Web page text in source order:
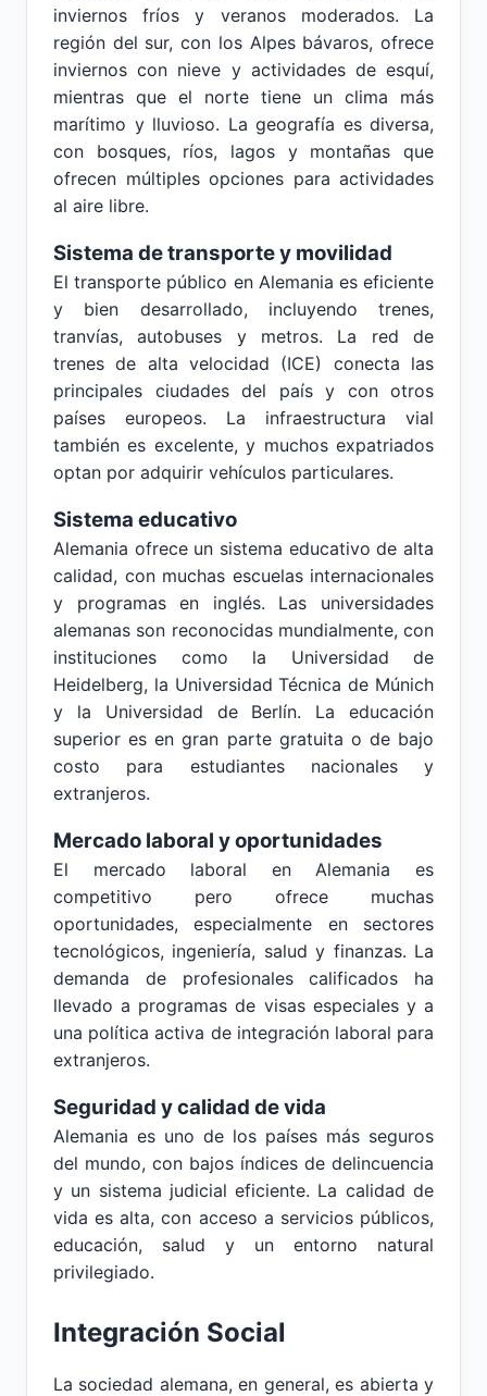
inviernos fríos y veranos moderados. La
región del sur, con los Alpes bávaros, ofrece
inviernos con nieve y actividades de esquí,
mientras que el norte tiene un clima más
marítimo y lluvioso. La geografía es diversa,
con bosques, ríos, lagos y montañas que
ofrecen múltiples opciones para actividades
al aire libre.
Sistema de transporte y movilidad
El transporte público en Alemania es eficiente
y bien desarrollado, incluyendo trenes,
tranvías, autobuses y metros. La red de
trenes de alta velocidad (ICE) conecta las
principales ciudades del país y con otros
países europeos. La infraestructura vial
también es excelente, y muchos expatriados
optan por adquirir vehículos particulares.
Sistema educativo
Alemania ofrece un sistema educativo de alta
calidad, con muchas escuelas internacionales
y programas en inglés. Las universidades
alemanas son reconocidas mundialmente, con
instituciones como la Universidad de
Heidelberg, la Universidad Técnica de Múnich
y la Universidad de Berlín. La educación
superior es en gran parte gratuita o de bajo
costo para estudiantes nacionales y
extranjeros.
Mercado laboral y oportunidades
El mercado laboral en Alemania es
competitivo pero ofrece muchas
oportunidades, especialmente en sectores
tecnológicos, ingeniería, salud y finanzas. La
demanda de profesionales calificados ha
llevado a programas de visas especiales y a
una política activa de integración laboral para
extranjeros.
Seguridad y calidad de vida
Alemania es uno de los países más seguros
del mundo, con bajos índices de delincuencia
y un sistema judicial eficiente. La calidad de
vida es alta, con acceso a servicios públicos,
educación, salud y un entorno natural
privilegiado.
Integración Social
La sociedad alemana, en general, es abierta y